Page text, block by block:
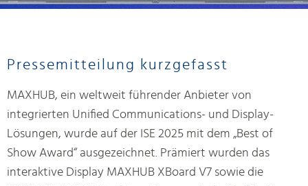
Pressemitteilung kurzgefasst
MAXHUB, ein weltweit führender Anbieter von
integrierten Unified Communications- und Display-
Lösungen, wurde auf der ISE 2025 mit dem „Best of
Show Award“ ausgezeichnet. Prämiert wurden das
interaktive Display MAXHUB XBoard V7 sowie die